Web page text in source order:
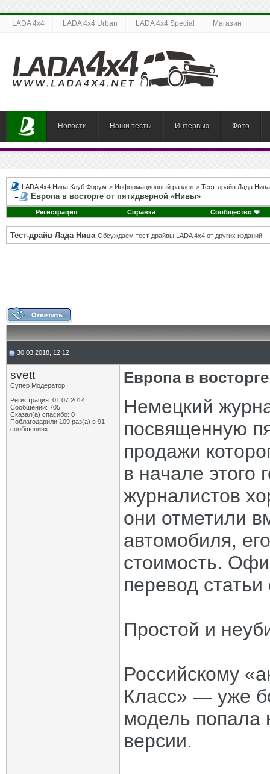
LADA 4x4 LADA 4x4 Urban LADA 4x4 Special Магазин
Новости Наши тесты Интервью Фото
LADA 4x4 Нива Клуб Форум > Информационный раздел > Тест-драйв Лада Нива
Европа в восторге от пятидверной «Нивы»
Регистрация Справка Сообщество
Тест-драйв Лада Нива Обсуждаем тест-драйвы LADA 4x4 от других изданий.
30.03.2018, 12:12
svett
Супер Модератор
Регистрация: 01.07.2014
Сообщений: 705
Сказал(а) спасибо: 0
Поблагодарили 109 раз(а) в 91
сообщениях
Европа в
Немецкий
посвященную
продажи
в начале этого
журналистов
они отметили
автомобиля,
стоимость.
перевод
Простой и
Российскому
Класс» — уже
модель попала
версии.